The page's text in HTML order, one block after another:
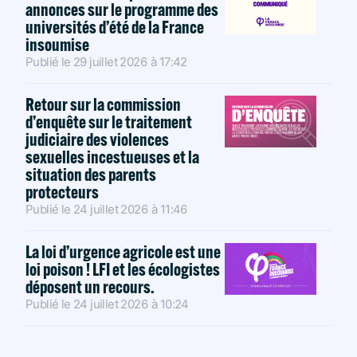
annonces sur le programme des
universités d’été de la France
insoumise
Publié le 29 juillet 2026 à 17:42
Retour sur la commission
d’enquête sur le traitement
judiciaire des violences
sexuelles incestueuses et la
situation des parents
protecteurs
Publié le 24 juillet 2026 à 11:46
La loi d’urgence agricole est une
loi poison ! LFI et les écologistes
déposent un recours.
Publié le 24 juillet 2026 à 10:24